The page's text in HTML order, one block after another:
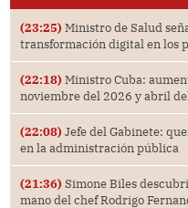
(23:25) Ministro de Salud
transformación digital en los
(22:18) Ministro Cuba:
noviembre del 2026 y abril
(22:08) Jefe del Gabinete:
en la administración pública
(21:36) Simone Biles
mano del chef Rodrigo